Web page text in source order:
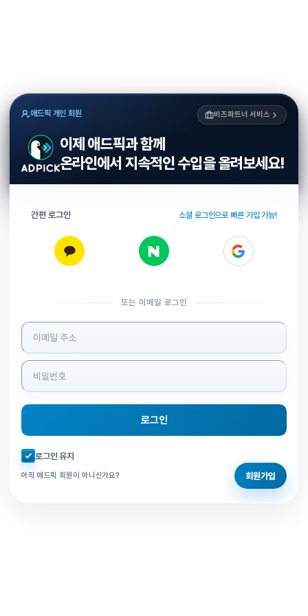
애드픽 개인 회원 비즈파트너 서비스
이제 애드픽과 함께
온라인에서 지속적인 수입을 올려보세요!
간편 로그인 소셜 로그인으로 빠른 가입 가능!
또는 이메일 로그인
로그인 정보 입력
로그인
자동로그인 체크
로그인 유지
아직 애드픽 회원이 아니신가요? 회원가입